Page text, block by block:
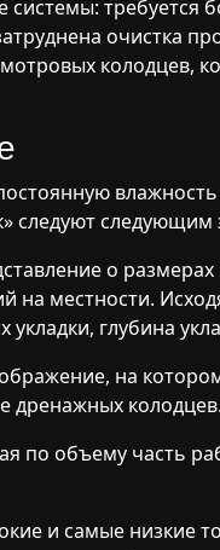
системы: требуется
очистка
колодцев,
влажность
следуют следующим
о размерах
на местности.
глубина
на
дренажных колодцев.
по объему часть
и самые низкие